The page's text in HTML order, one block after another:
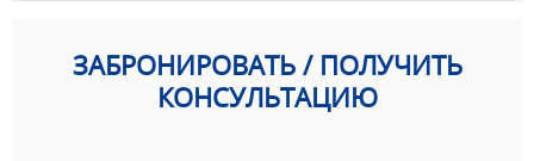
ЗАБРОНИРОВАТЬ / ПОЛУЧИТЬ
КОНСУЛЬТАЦИЮ